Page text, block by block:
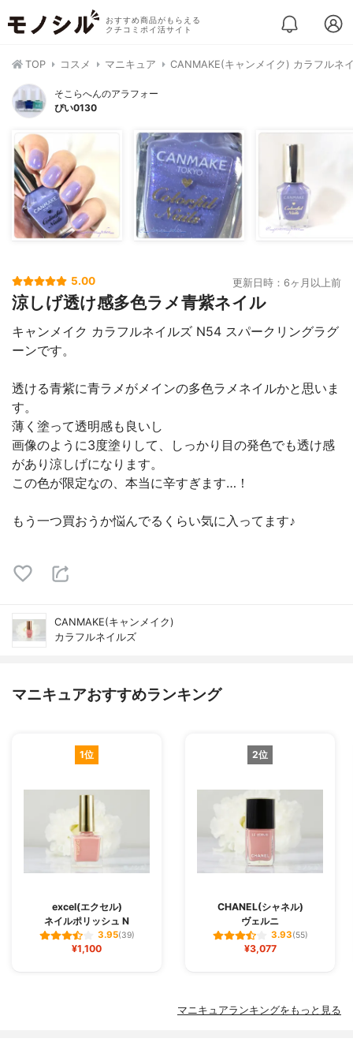
おすすめ商品がもらえる
クチコミポイ活サイト
TOP コスメ マニキュア CANMAKE(キャンメイク) カラフルネ
そこらへんのアラフォー
ぴい0130
5.00 更新日時：6ヶ月以上前
涼しげ透け感多色ラメ青紫ネイル
キャンメイク カラフルネイルズ N54 スパークリングラグ
ーンです。
透ける青紫に青ラメがメインの多色ラメネイルかと思いま
す。
薄く塗って透明感も良いし
画像のように3度塗りして、しっかり目の発色でも透け感
があり涼しげになります。
この色が限定なの、本当に辛すぎます…！
もう一つ買おうか悩んでるくらい気に入ってます♪
CANMAKE(キャンメイク)
カラフルネイルズ
マニキュアおすすめランキング
1位
excel(エクセル)
ネイルポリッシュ N
3.95(39)
¥1,100
2位
CHANEL(シャネル)
ヴェルニ
3.93(55)
¥3,077
マニキュアランキングをもっと見る